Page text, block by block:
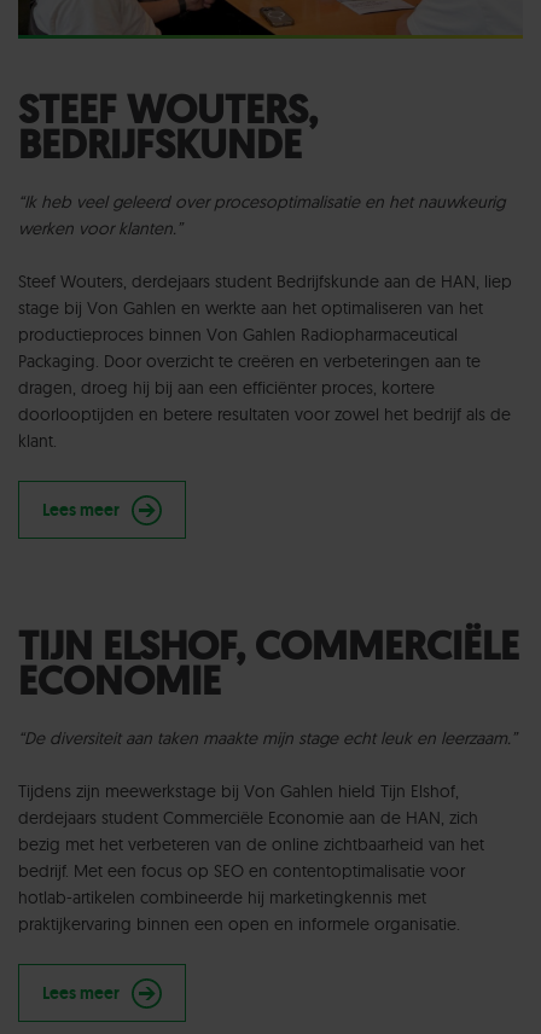
STEEF WOUTERS,
BEDRIJFSKUNDE
“Ik heb veel geleerd over procesoptimalisatie en het nauwkeurig
werken voor klanten.”
Steef Wouters, derdejaars student Bedrijfskunde aan de HAN, liep
stage bij Von Gahlen en werkte aan het optimaliseren van het
productieproces binnen Von Gahlen Radiopharmaceutical
Packaging. Door overzicht te creëren en verbeteringen aan te
dragen, droeg hij bij aan een efficiënter proces, kortere
doorlooptijden en betere resultaten voor zowel het bedrijf als de
klant.
Lees meer
TIJN ELSHOF, COMMERCIËLE
ECONOMIE
“De diversiteit aan taken maakte mijn stage echt leuk en leerzaam.”
Tijdens zijn meewerkstage bij Von Gahlen hield Tijn Elshof,
derdejaars student Commerciële Economie aan de HAN, zich
bezig met het verbeteren van de online zichtbaarheid van het
bedrijf. Met een focus op SEO en contentoptimalisatie voor
hotlab-artikelen combineerde hij marketingkennis met
praktijkervaring binnen een open en informele organisatie.
Lees meer